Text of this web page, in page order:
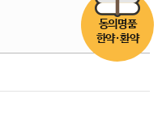
동의명품
한약·환약